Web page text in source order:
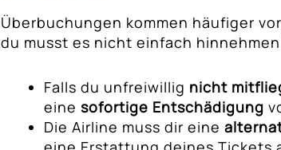
Überbuchungen kommen häufiger
du musst es nicht einfach
Falls du unfreiwillig nicht
einesofortige Entschädigung
Die Airline muss dir eine